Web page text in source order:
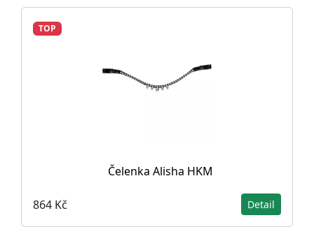
TOP
Čelenka Alisha HKM
864 Kč Detail